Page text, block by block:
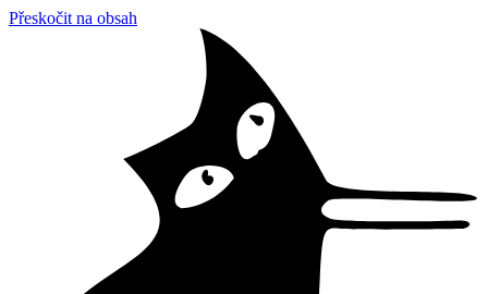
Přeskočit na obsah